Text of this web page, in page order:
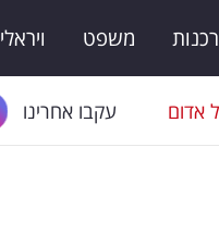
משפט ויראלי
אדום עקבו אחרינו